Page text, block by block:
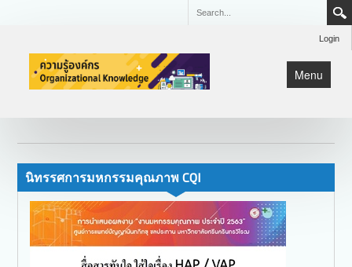
Login
Menu
หน้าแรก
KM
Lean
นิทรรศการมหกรรมคุณภาพ CQI